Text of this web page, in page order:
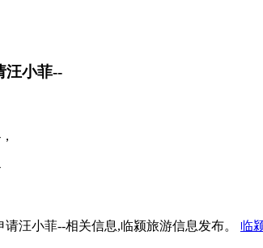
汪小菲--
汪小菲--相关信息,临颍旅游信息发布。 临